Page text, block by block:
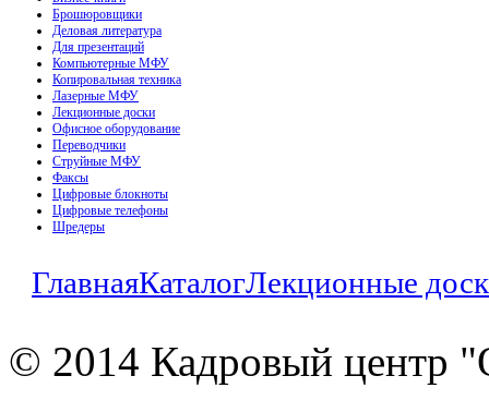
Брошюровщики
Деловая литература
Для презентаций
Компьютерные МФУ
Копировальная техника
Лазерные МФУ
Лекционные доски
Офисное оборудование
Переводчики
Струйные МФУ
Факсы
Цифровые блокноты
Цифровые телефоны
Шредеры
ГлавнаяКаталогЛекционные
© 2014 Кадровый центр